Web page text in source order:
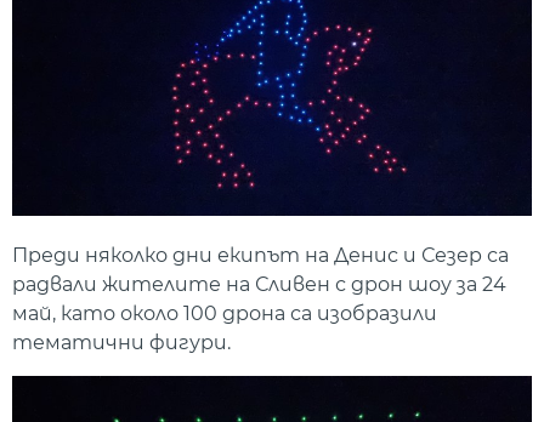
Преди няколко дни екипът на Денис и Сезер са
радвали жителите на Сливен с дрон шоу за 24
май, като около 100 дрона са изобразили
тематични фигури.